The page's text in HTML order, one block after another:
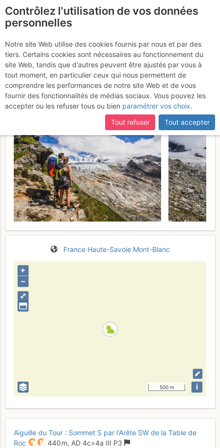
Aiguille du Tour :
Sommet S par l'Arête SW
de la Table de Roc
Samedi 29
juillet 2017
France Haute-Savoie Mont-Blanc
⤢
+
–
500 m i
Aiguille du Tour : Sommet S par l'Arête SW de la Table de
Roc
440 m, AD 4c>4a III P3
Contrôlez l'utilisation de vos données
personnelles
Notre site Web utilise des cookies fournis par nous et par des
tiers. Certains cookies sont nécessaires au fonctionnement du
site Web, tandis que d'autres peuvent être ajustés par vous à
tout moment, en particulier ceux qui nous permettent de
comprendre les performances de notre site Web et de vous
fournir des fonctionnalités de médias sociaux. Vous pouvez les
accepter ou les refuser tous ou bien paramétrer vos choix.
Tout refuser
Tout accepter